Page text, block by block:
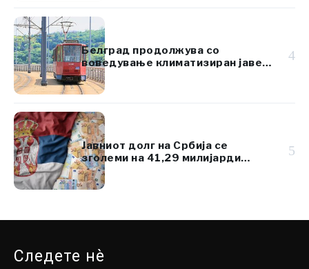
Белград продолжува со
воведување климатизиран јавен
превоз
4
Јавниот долг на Србија се
зголеми на 41,29 милијарди
евра, но остана под 45% од БДП
5
Следете нè